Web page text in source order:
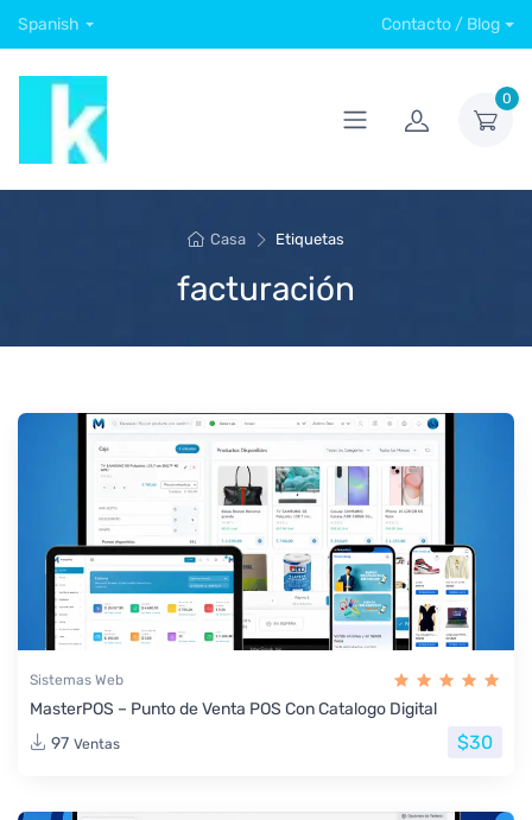
Spanish Contacto / Blog
0
Casa Etiquetas
facturación
Sistemas Web
MasterPOS – Punto de Venta POS Con Catalogo Digital
97 Ventas $30